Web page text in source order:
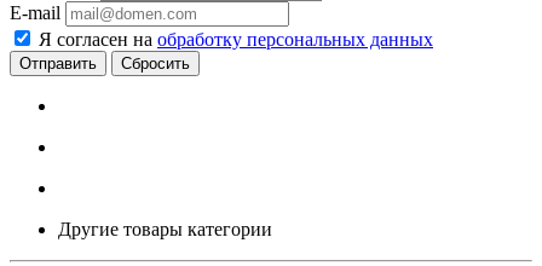
E-mail
Я согласен на обработку персональных данных
Сбросить
Другие товары категории